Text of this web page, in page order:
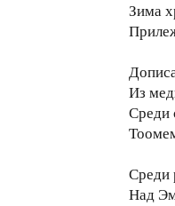
Зима
Из
Среди
Среди
Над